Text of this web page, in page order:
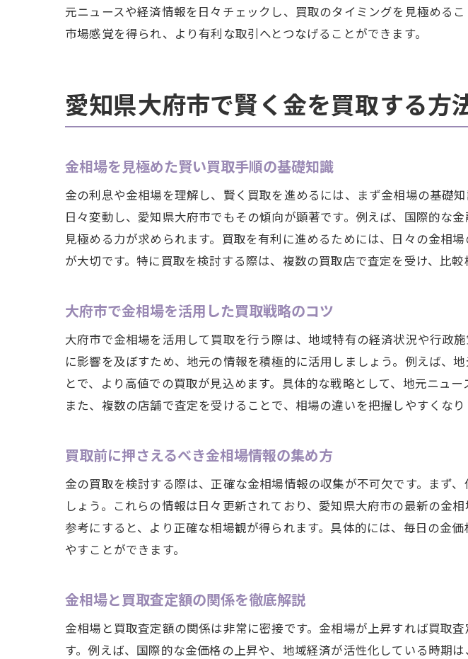
補助制度の特徴
金の利息活用と
金相場の変化と
補助策を活かし
元ニュースや経済情報を日々チェックし、買取のタイミングを見極める
市場感覚を得られ、より有利な取引へとつなげることができます。
愛知県大府市で賢く金を買取する方
金相場を見極めた賢い買取手順の基礎知識
金の利息や金相場を理解し、賢く買取を進めるには、まず金相場の基礎
日々変動し、愛知県大府市でもその傾向が顕著です。例えば、国際的な
見極める力が求められます。買取を有利に進めるためには、日々の金相
が大切です。特に買取を検討する際は、複数の買取店で査定を受け、比
大府市で金相場を活用した買取戦略のコツ
大府市で金相場を活用して買取を行う際は、地域特有の経済状況や行政
に影響を及ぼすため、地元の情報を積極的に活用しましょう。例えば、
とで、より高値での買取が見込めます。具体的な戦略として、地元ニュ
また、複数の店舗で査定を受けることで、相場の違いを把握しやすくなり
買取前に押さえるべき金相場情報の集め方
金の買取を検討する際は、正確な金相場情報の収集が不可欠です。まず
しょう。これらの情報は日々更新されており、愛知県大府市の最新の金
参考にすると、より正確な相場観が得られます。具体的には、毎日の金
やすことができます。
金相場と買取査定額の関係を徹底解説
金相場と買取査定額の関係は非常に密接です。金相場が上昇すれば買取
す。例えば、国際的な金価格の上昇や、地域経済が活性化している時期